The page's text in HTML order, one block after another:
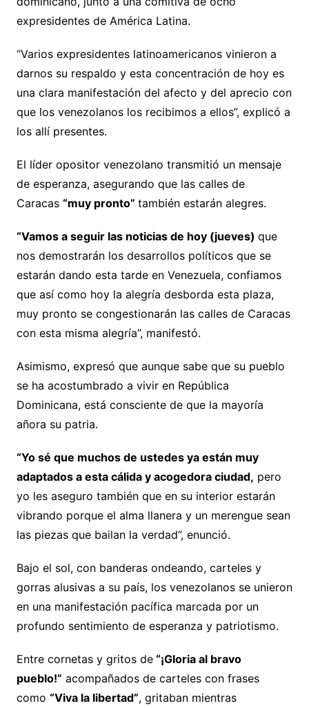
expresidentes de América Latina.
“Varios expresidentes latinoamericanos vinieron a
darnos su respaldo y esta concentración de hoy es
una clara manifestación del afecto y del aprecio con
que los venezolanos los recibimos a ellos”, explicó a
los allí presentes.
El líder opositor venezolano transmitió un mensaje
de esperanza, asegurando que las calles de
Caracas “muy pronto” también estarán alegres.
“Vamos a seguir las noticias de hoy (jueves) que
nos demostrarán los desarrollos políticos que se
estarán dando esta tarde en Venezuela, confiamos
que así como hoy la alegría desborda esta plaza,
muy pronto se congestionarán las calles de Caracas
con esta misma alegría”, manifestó.
Asimismo, expresó que aunque sabe que su pueblo
se ha acostumbrado a vivir en República
Dominicana, está consciente de que la mayoría
añora su patria.
“Yo sé que muchos de ustedes ya están muy
adaptados a esta cálida y acogedora ciudad, pero
yo les aseguro también que en su interior estarán
vibrando porque el alma llanera y un merengue sean
las piezas que bailan la verdad”, enunció.
Bajo el sol, con banderas ondeando, carteles y
gorras alusivas a su país, los venezolanos se unieron
en una manifestación pacífica marcada por un
profundo sentimiento de esperanza y patriotismo.
Entre cornetas y gritos de“¡Gloria al bravo
pueblo!” acompañados de carteles con frases
como “Viva la libertad”, gritaban mientras